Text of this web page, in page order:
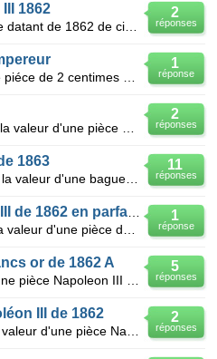
2
réponses
1862
1
réponse
2
réponses
11
réponses
1863
1
réponse
5
réponses
or de 1862 A
2
réponses
III de 1862